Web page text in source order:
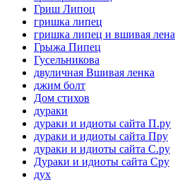
Гриш Липоц
гришка липец
гришка липец и вшивая лена
Грыжа Пипец
Гусельникова
двуличная Вшивая ленка
джим болт
Дом стихов
дураки
дураки и идиоты сайта П.ру
дураки и идиоты сайта Пру
дураки и идиоты сайта С.ру
Дураки и идиоты сайта Сру
дух